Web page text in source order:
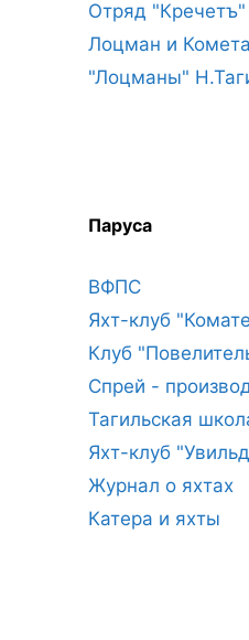
Отряд "Кречетъ"
Лоцман и Комета
"Лоцманы"
Паруса
ВФПС
Яхт-клуб
Клуб
Спрей -
Тагильская
Яхт-клуб
Журнал о яхтах
Катера и яхты